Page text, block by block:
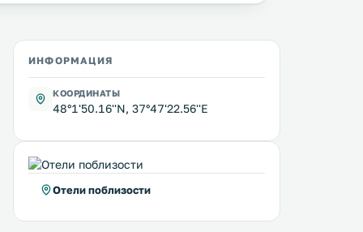
ИНФОРМАЦИЯ
КООРДИНАТЫ
48°1'50.16''N, 37°47'22.56''E
Отели поблизости